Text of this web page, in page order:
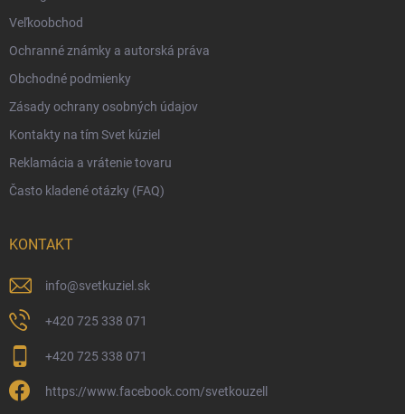
Vernostný program
Veľkoobchod
Ekologické balenie objednávok
Obchodné podmienky
Zásady ochrany osobných údajov
Veľkoobchod
Ochranné známky a autorská práva
Obchodné podmienky
Zásady ochrany osobných údajov
Kontakty na tím Svet kúziel
Reklamácia a vrátenie tovaru
Často kladené otázky (FAQ)
KONTAKT
info@svetkuziel.sk
+420 725 338 071
+420 725 338 071
https://www.facebook.com/svetkouzell